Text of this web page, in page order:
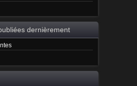
dernièrement